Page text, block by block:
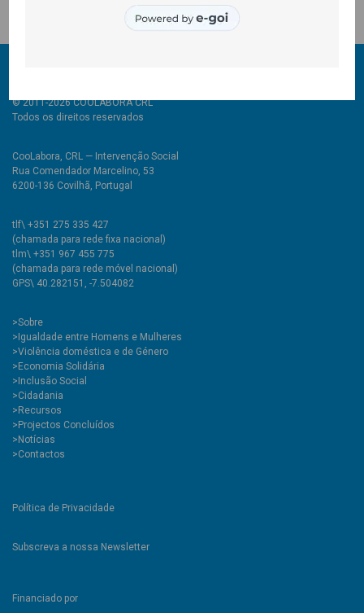
© 2011-2026 COOLABORA CRL
Todos os direitos reservados
CooLabora, CRL — Intervenção Social
Rua Comendador Marcelino, 53
6200-136 Covilhã, Portugal
tlf\ +351 275 335 427
(chamada para rede fixa nacional)
tlm\ +351 967 455 775
(chamada para rede móvel nacional)
GPS\ 40.282151, -7.504082
>Sobre
>Igualdade entre Homens e Mulheres
>Violência doméstica e de Género
>Economia Solidária
>Inclusão Social
>Cidadania
>Recursos
>Projectos Concluídos
>Notícias
>Contactos
Política de Privacidade
Subscreva a nossa Newsletter
Financiado por